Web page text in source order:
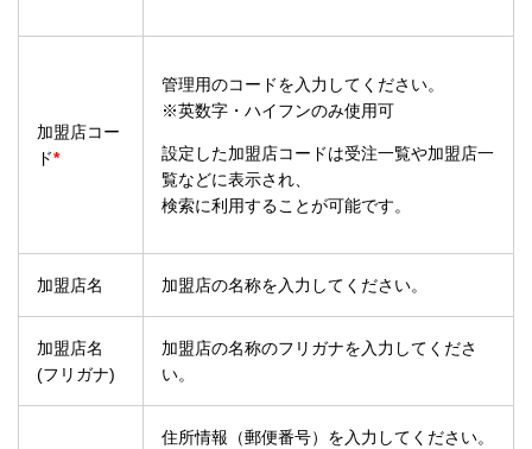
加盟店コー
ド*
管理用のコードを入力してください。
※英数字・ハイフンのみ使用可
設定した加盟店コードは受注一覧や加盟店一
覧などに表示され、
検索に利用することが可能です。
加盟店名 加盟店の名称を入力してください。
加盟店名
(フリガナ)
加盟店の名称のフリガナを入力してくださ
い。
住所情報（郵便番号）を入力してください。